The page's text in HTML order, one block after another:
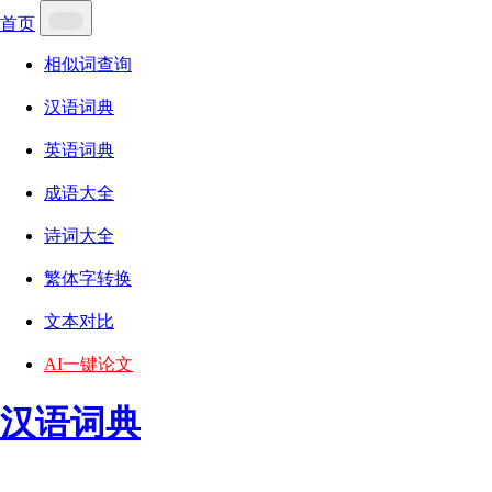
首页
相似词查询
汉语词典
英语词典
成语大全
诗词大全
繁体字转换
文本对比
AI一键论文
汉语词典